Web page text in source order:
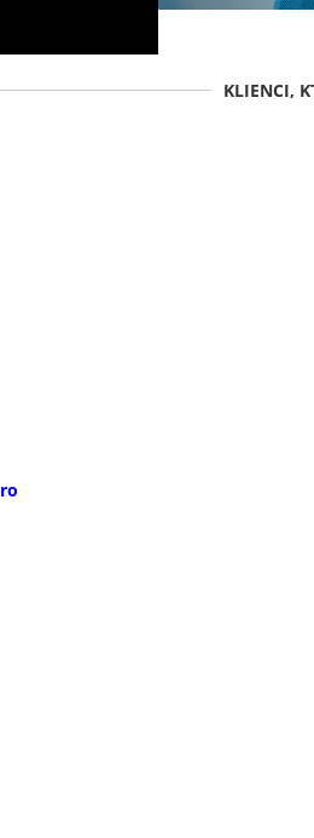
KLIENCI,